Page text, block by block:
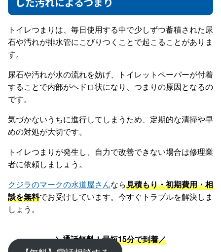
トイレつまりは、毎日使用する中で少しずつ蓄積された尿
石や汚れが排水管にこびりつくことで起こることがありま
す。
尿石や汚れが水の流れを妨げ、トイレットペーパーが付着
することで内部がヘドロ状になり、つまりの原因となるの
です。
気づかないうちに進行してしまうため、定期的な清掃や早
めの対処が大切です。
トイレつまりが発生し、自力で改善できない場合は修理業
者に依頼しましょう。
クジラのマークの水道屋さんなら見積もり・初期費用・相
談を無料でお受けしています。今すぐトラブルを解決しま
しょう。
＼通話無料！最短15分で到着／